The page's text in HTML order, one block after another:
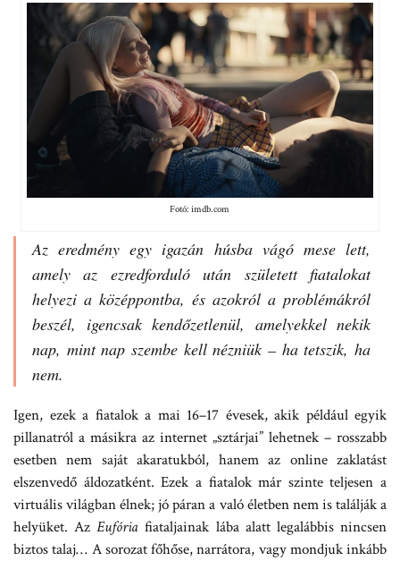
Fotó: imdb.com
Az eredmény egy igazán húsba vágó mese lett,
amely az ezredforduló után született fiatalokat
helyezi a középpontba, és azokról a problémákról
beszél, igencsak kendőzetlenül, amelyekkel nekik
nap, mint nap szembe kell nézniük – ha tetszik, ha
nem.
Igen, ezek a fiatalok a mai 16–17 évesek, akik például egyik
pillanatról a másikra az internet „sztárjai” lehetnek – rosszabb
esetben nem saját akaratukból, hanem az online zaklatást
elszenvedő áldozatként. Ezek a fiatalok már szinte teljesen a
virtuális világban élnek; jó páran a való életben nem is találják a
helyüket. AzEufóriafiataljainak lába alatt legalábbis nincsen
biztos talaj… A sorozat főhőse, narrátora, vagy mondjuk inkább